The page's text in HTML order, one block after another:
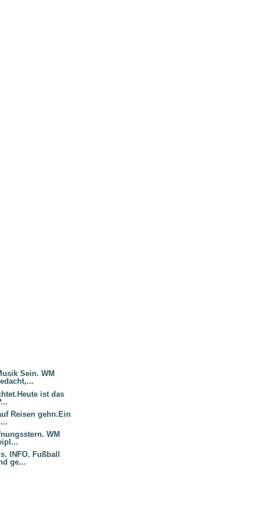
Sein. WM
ist das
Reisen gehn.Ein
WM
INFO. Fußball
ge...